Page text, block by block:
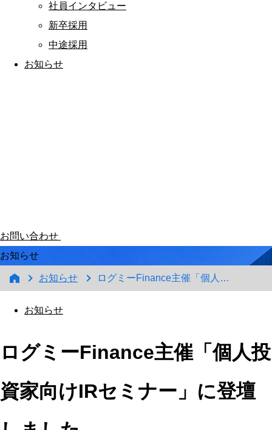
社員インタビュー
新卒採用
中途採用
お知らせ
お問い合わせ
お知らせ
お知らせ ログミーFinance主催「個人投資家向けIRセミナー」に登壇しました。
お知らせ
ログミーFinance主催「個人投
資家向けIRセミナー」に登壇